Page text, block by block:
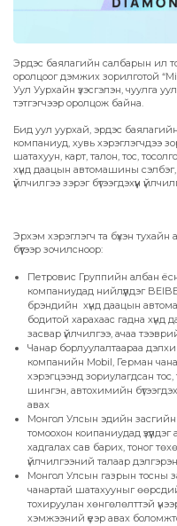
Эрдэс баялагийн салбарын ил
оролцоог дэмжих зорилготой
Уул Уурхайн үзэсгэлэн, чуулга
тэтгэгчээр оролцож байна.
Бид уул уурхай, эрдэс
компаниуд, хувь хэрэглэгчдээ
шатахуун, карт, талон, тос,
хүнд даацын автомашины
үйлчилгээ зэрэг бүтээгдэхүүн
Эрхэм хэрэглэгч та бүхэн
бүүтээр зочилсноор:
Петровис Группийн албан
компаниудад нийлүүлдэг
брэндийн хүнд даацын
бодитой харахаас гадна
засвар үйлчилгээ, ачаа
Чанар борлуулалтаараа
компанийн Mobil, Герман
хэрэгцээнд зориулагдсан
шингэн, автохимийн
авах
Монгол Улсын эдийн засгийн
томоохон коипаниудад
хадгалах сав барих, тоног
үйлчилгээний талаар
Монгол Улсын газрын тосны
чанартай шатахууныг
тохируулан хөнгөлөлттэй
хэмжээний үеэр авах